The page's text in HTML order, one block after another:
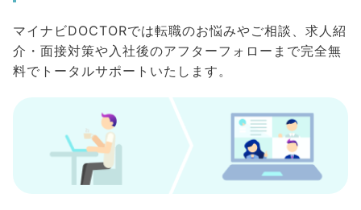
マイナビDOCTORでは転職のお悩みやご相談、求人紹
介・面接対策や入社後のアフターフォローまで完全無
料でトータルサポートいたします。